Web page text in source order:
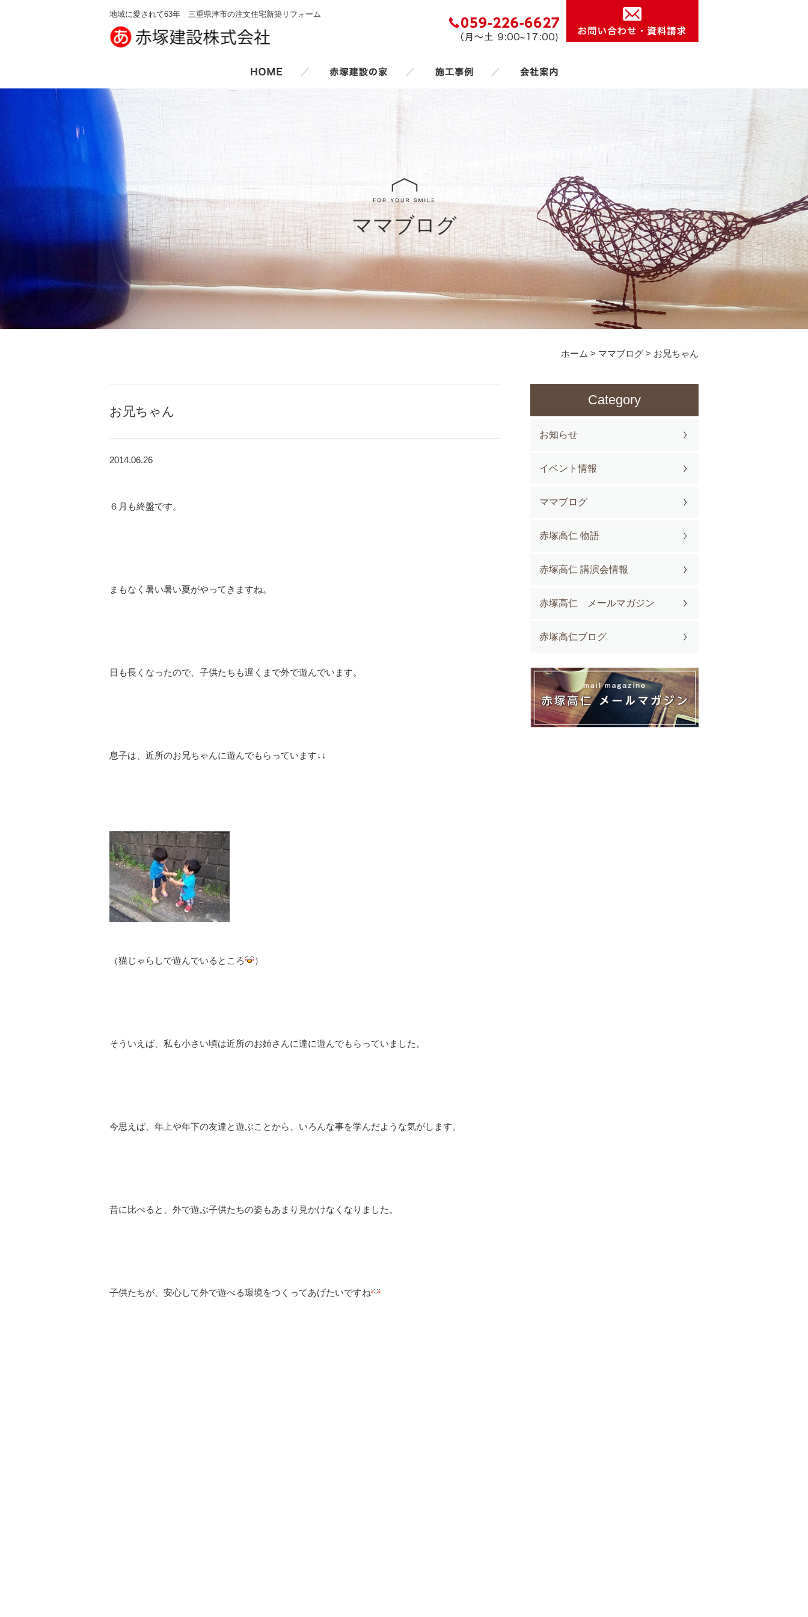
地域に愛されて63年 三重県津市の注文住宅新築リフォーム
／ ／ ／
ママブログ
ホーム > ママブログ > お兄ちゃん
お兄ちゃん
2014.06.26
６月も終盤です。
まもなく暑い暑い夏がやってきますね。
日も長くなったので、子供たちも遅くまで外で遊んでいます。
息子は、近所のお兄ちゃんに遊んでもらっています↓↓
（猫じゃらしで遊んでいるところ ）
そういえば、私も小さい頃は近所のお姉さんに達に遊んでもらっていました。
今思えば、年上や年下の友達と遊ぶことから、いろんな事を学んだような気がします。
昔に比べると、外で遊ぶ子供たちの姿もあまり見かけなくなりました。
子供たちが、安心して外で遊べる環境をつくってあげたいですね
Category
お知らせ
イベント情報
ママブログ
赤塚高仁 物語
赤塚高仁 講演会情報
赤塚高仁 メールマガジン
赤塚高仁ブログ